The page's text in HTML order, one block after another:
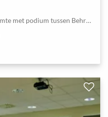
Buitengewone evenementenruimte met podium tussen Behringen (Bispingen) Zuid en Bispingen Horstfeld…